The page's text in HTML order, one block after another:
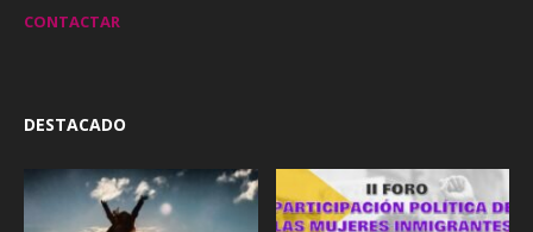
CONTACTAR
DESTACADO